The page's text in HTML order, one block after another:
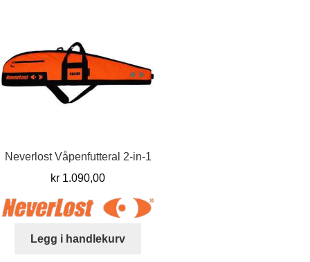
Neverlost Våpenfutteral 2-in-1
kr 1.090,00
Legg i handlekurv